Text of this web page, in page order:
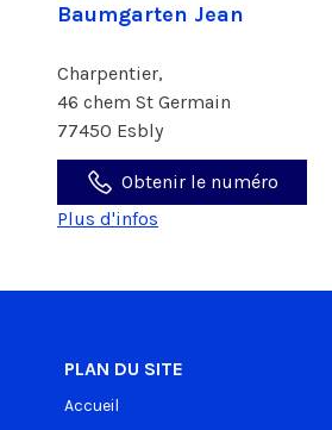
Baumgarten Jean
Charpentier,
46 chem St Germain
77450 Esbly
Obtenir le numéro
Plus d'infos
PLAN DU SITE
Accueil